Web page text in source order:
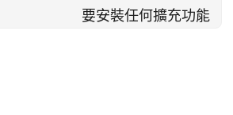
要安裝任何擴充功能